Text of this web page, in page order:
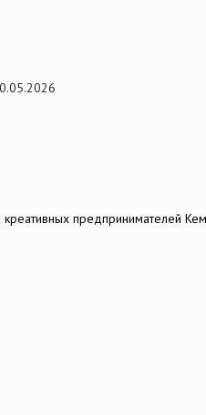
предпринимателей